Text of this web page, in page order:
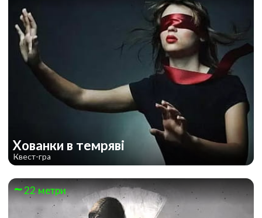
Хованки в темряві
Квест-гра
22 метри